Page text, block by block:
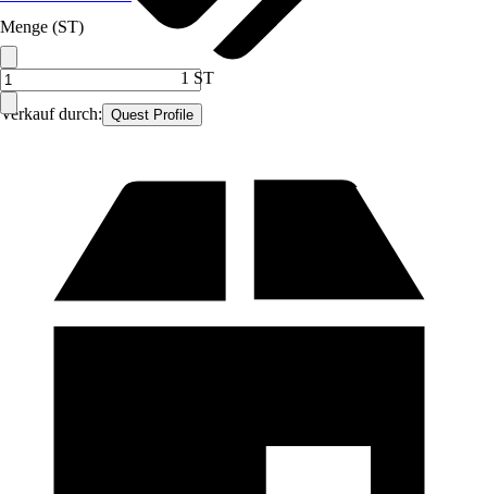
Verkauf durch: Quest Profile
Menge (ST)
1 ST